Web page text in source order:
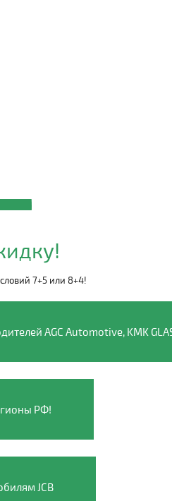
7+5 или 8+4!
AGC Automotive, KMK
РФ!
JCB